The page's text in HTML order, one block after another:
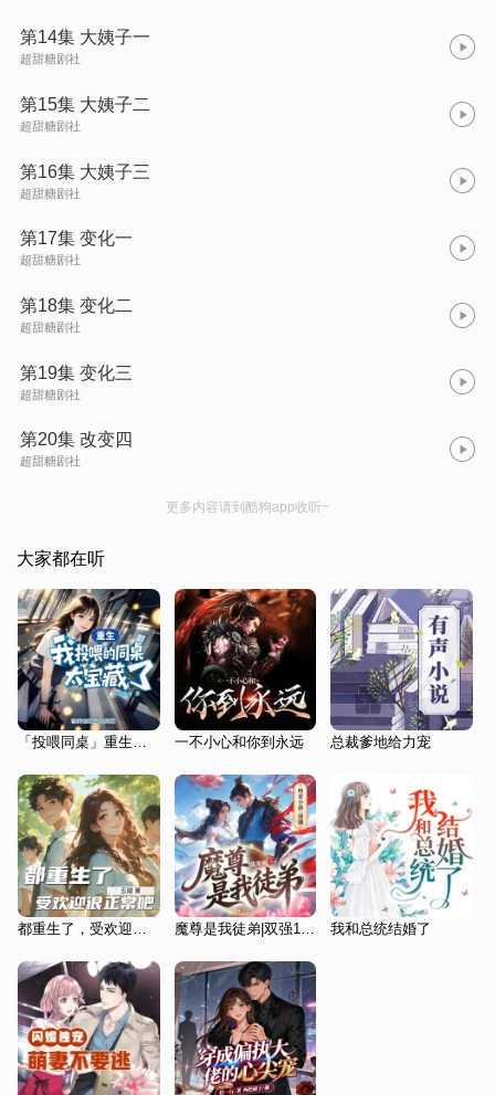
第14集 大姨子一
超甜糖剧社
第15集 大姨子二
超甜糖剧社
第16集 大姨子三
超甜糖剧社
第17集 变化一
超甜糖剧社
第18集 变化二
超甜糖剧社
第19集 变化三
超甜糖剧社
第20集 改变四
超甜糖剧社
更多内容请到酷狗app收听~
大家都在听
「投喂同桌」重生校园：我养的同桌竟然是隐藏大佬 一不小心和你到永远 总裁爹地给力宠
我和总统结婚了